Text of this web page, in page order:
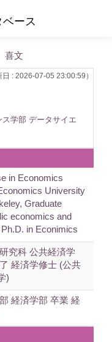
ース
文
日 : 2026-07-05 23:00:59）
学部 データサイエ
in Economics
University
Graduate
economics and
in Econimics
究科 公共経済学
経済学修士 (公共
)
経済学部 卒業 経